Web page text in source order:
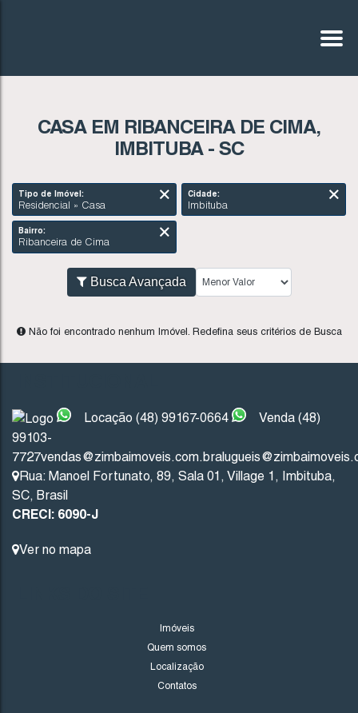
CASA EM RIBANCEIRA DE CIMA,
IMBITUBA - SC
Tipo de Imóvel:
Residencial » Casa
Cidade:
Bairro:
Ribanceira de Cima
Busca Avançada
Não foi encontrado nenhum Imóvel. Redefina seus
Locação (48) 99167-0664
Venda (48)
99103-
7727vendas@zimbaimoveis.com.br
Rua: Manoel Fortunato, 89, Sala 01 , Village 1 , Imbituba,
SC, Brasil
CRECI: 6090-J
Ver no mapa
Imóveis
Quem somos
Localização
Contatos